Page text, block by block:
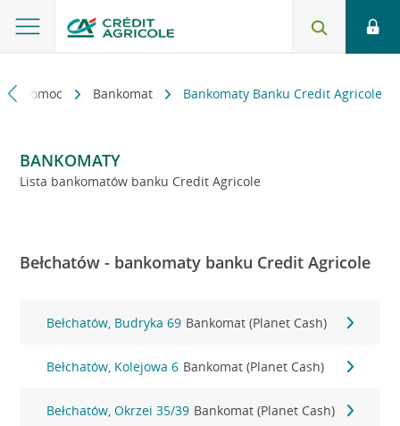
i pomoc Bankomat Bankomaty Banku Credit Agricole
BANKOMATY
Lista bankomatów banku Credit Agricole
Bełchatów - bankomaty banku Credit Agricole
Bełchatów, Budryka 69 Bankomat (Planet Cash)
Bełchatów, Kolejowa 6 Bankomat (Planet Cash)
Bełchatów, Okrzei 35/39 Bankomat (Planet Cash)